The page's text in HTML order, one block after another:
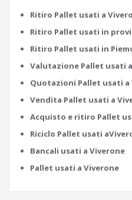
Ritiro Pallet usati a
Ritiro Pallet usati in
Ritiro Pallet usati in
Valutazione Pallet usati
Quotazioni Pallet usati a
Vendita Pallet usati a
Acquisto e ritiro Pallet
Riciclo Pallet usati
Bancali usati a Viverone
Pallet usati a Viverone